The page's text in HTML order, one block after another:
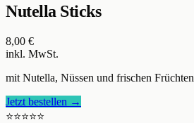
Nutella Sticks
8,00 €
inkl. MwSt.
mit Nutella, Nüssen und frischen Früchten
Jetzt bestellen →
⭐⭐⭐⭐⭐